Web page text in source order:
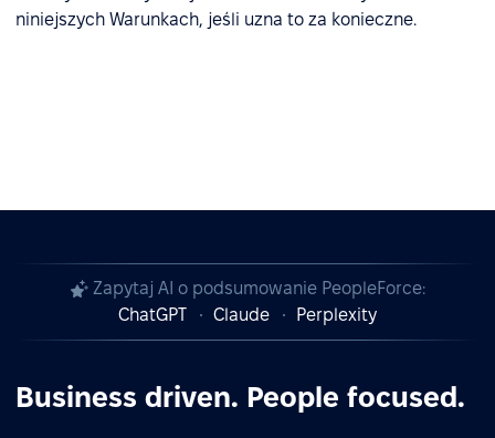
niniejszych Warunkach, jeśli uzna to za konieczne.
Zapytaj AI o podsumowanie PeopleForce:
ChatGPT
Claude Perplexity
Business driven. People focused.